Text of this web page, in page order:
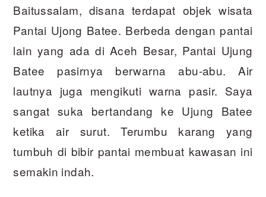
Baitussalam, disana terdapat objek wisata
Pantai Ujong Batee. Berbeda dengan pantai
lain yang ada di Aceh Besar, Pantai Ujung
Batee pasirnya berwarna abu-abu. Air
lautnya juga mengikuti warna pasir. Saya
sangat suka bertandang ke Ujung Batee
ketika air surut. Terumbu karang yang
tumbuh di bibir pantai membuat kawasan ini
semakin indah.